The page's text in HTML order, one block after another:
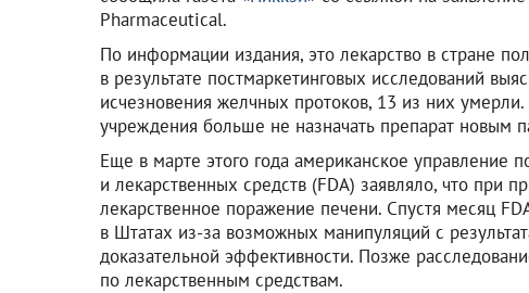
Pharmaceutical.
По информации издания, это лекарство в стране
в результате постмаркетинговых исследований
исчезновения желчных протоков, 13 из них
учреждения больше не назначать препарат новым
Еще в марте этого года американское управление
и лекарственных средств (FDA) заявляло, что при
лекарственное поражение печени. Спустя месяц
в Штатах из-за возможных манипуляций с
доказательной эффективности. Позже
по лекарственным средствам.